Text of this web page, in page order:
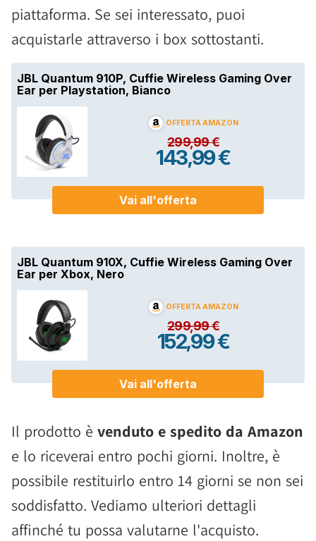
piattaforma. Se sei interessato, puoi
acquistarle attraverso i box sottostanti.
Il prodotto è venduto e spedito da Amazon
e lo riceverai entro pochi giorni. Inoltre, è
possibile restituirlo entro 14 giorni se non sei
soddisfatto. Vediamo ulteriori dettagli
affinché tu possa valutarne l'acquisto.